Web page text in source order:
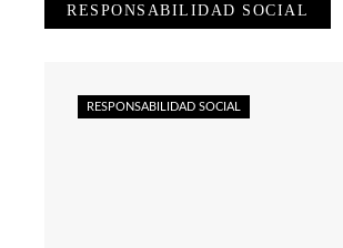
RESPONSABILIDAD SOCIAL
RESPONSABILIDAD SOCIAL